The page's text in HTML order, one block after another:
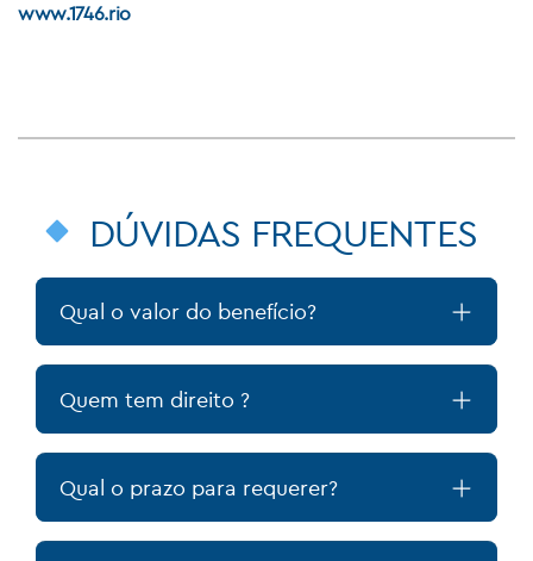
www.1746.rio
DÚVIDAS FREQUENTES
Qual o valor do benefício?
Quem tem direito ?
Qual o prazo para requerer?